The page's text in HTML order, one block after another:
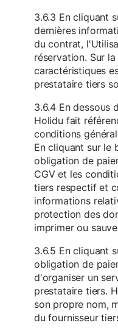
3.6.3 En cliquant
dernières
du contrat,
réservation. Sur
caractéristiques
prestataire tiers
3.6.4 En dessous
Holidu fait
conditions
En cliquant sur le
obligation de
CGV et les
tiers respectif et
informations
protection des
imprimer ou
3.6.5 En cliquant
obligation de
d'organiser un
prestataire tiers.
son propre nom,
du fournisseur